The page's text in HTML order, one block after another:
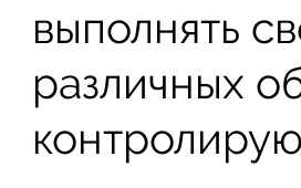
выполнять
различных